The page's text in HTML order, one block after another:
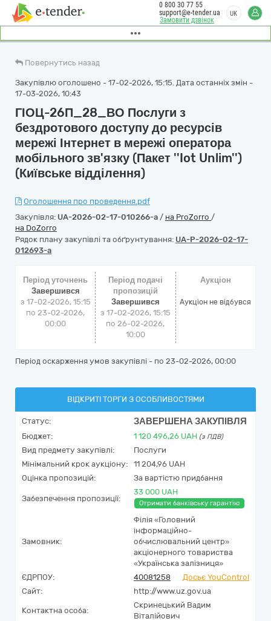
Замовити дзвінок
0 800 30 77 55
support@e-tender.ua
UK
Повернутись назад
Закупівлю оголошено - 17-02-2026, 15:15. Дата останніх змін -
17-03-2026, 10:43
ГІОЦ-26П_28_ВО Послуги з
бездротового доступу до ресурсів
мережі Інтернет в мережі оператора
мобільного зв'язку (Пакет ''Iot Unlim'')
(Київське відділення)
Оголошення про проведення.pdf
Закупівля: UA-2026-02-17-010266-a / на ProZorro /
на DoZorro
Рядок плану закупівлі та обґрунтування: UA-P-2026-02-17-
012693-a
Період уточнень
Завершився
з 17-02-2026, 15:15
по 23-02-2026,
00:00
Період подачі
пропозицій
Завершився
з 17-02-2026, 15:15
по 26-02-2026,
10:00
Аукціон
Аукціон не відбувся
Період оскарження умов закупівлі - по 23-02-2026, 00:00
ВІДКРИТІ ТОРГИ З ОСОБЛИВОСТЯМИ
Статус: ЗАВЕРШЕНА ЗАКУПІВЛЯ
Бюджет: 1 120 496,26 UAH (з ПДВ)
Вид предмету закупівлі:
Послуги
Мінімальний крок аукціону:
11 204,96 UAH
Оцінка пропозицій:
За вартістю придбання
Забезпечення пропозиції:
33 000 UAH
Отримати банківську гарантію
Замовник:
Філія «Головний
інформаційно-
обчислювальний центр»
акціонерного товариства
«Українська залізниця»
ЄДРПОУ:
40081258
Досьє YouControl
Сайт:
http://www.uz.gov.ua
Контактна особа:
Скринецький Вадим
Віталійович